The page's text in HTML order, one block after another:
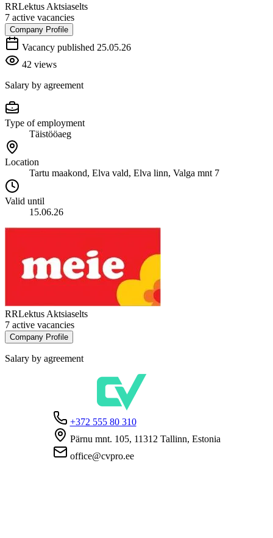
RRLektus Aktsiaselts
7 active vacancies
Company Profile
Vacancy published 25.05.26
42 views
Salary by agreement
Type of employment
Täistööaeg
Location
Tartu maakond, Elva vald, Elva linn, Valga mnt 7
Valid until
15.06.26
RRLektus Aktsiaselts
7 active vacancies
Company Profile
Salary by agreement
+372 555 80 310
Pärnu mnt. 105, 11312 Tallinn, Estonia
office@cvpro.ee